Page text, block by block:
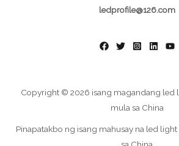
ledprofile@126.com
Copyright © 2026 isang magandang led
mula sa China
Pinapatakbo ng isang mahusay na led